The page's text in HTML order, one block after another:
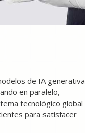
de IA generativa
en paralelo,
tecnológico global
para satisfacer